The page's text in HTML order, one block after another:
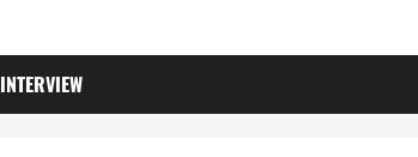
INTERVIEW